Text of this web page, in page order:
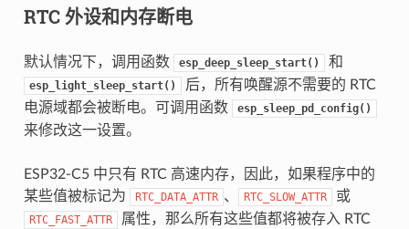
RTC 外设和内存断电
默认情况下，调用函数 esp_deep_sleep_start() 和
esp_light_sleep_start()
后，所有唤醒源不需要的 RTC
电源域都会被断电。可调用函数
esp_sleep_pd_config()
来修改这一设置。
ESP32-C5 中只有 RTC 高速内存，因此，如果程序中的
某些值被标记为
RTC_DATA_ATTR 、 RTC_SLOW_ATTR 或
RTC_FAST_ATTR
属性，那么所有这些值都将被存入 RTC